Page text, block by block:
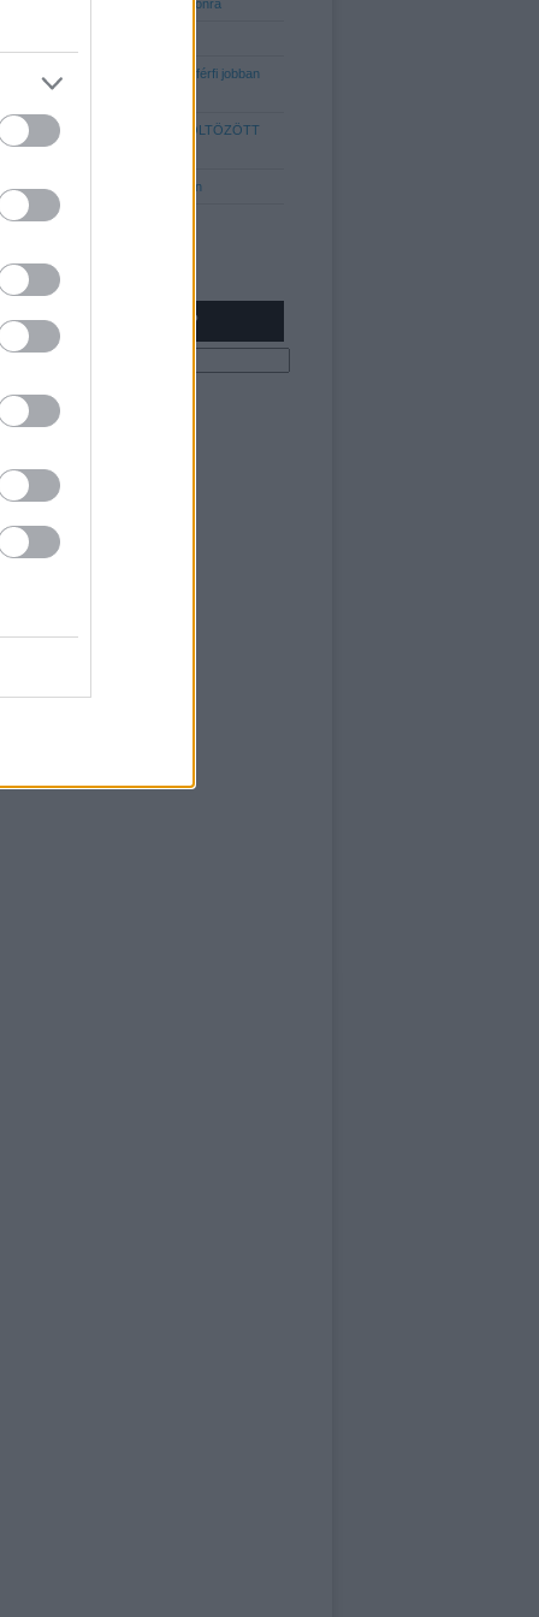
abszolút 10-es listája, az idei szezonra
5 egyszerű dolog, amitől MINDEN férfi jobban
tud kinézni!
VOLTAK 2017 LEGJOBBAN ÖLTÖZÖTT
FÉRFIJAI?
Hajtrend 2013: Az "Undercut" fazon
NEM TALÁLOD?